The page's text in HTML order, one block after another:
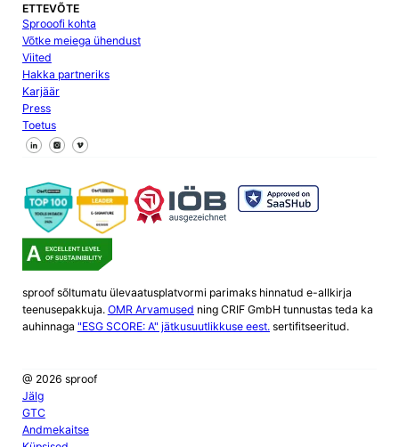
ETTEVÕTE
Sprooofi kohta
Võtke meiega ühendust
Viited
Hakka partneriks
Karjäär
Press
Toetus
Jälgi meid Facebookis
Jälgi meid X
Jälgi meid LinkedInis
sproof sõltumatu ülevaatusplatvormi parimaks hinnatud e-allkirja
teenusepakkuja. OMR Arvamused ning CRIF GmbH tunnustas teda ka
auhinnaga "ESG SCORE: A" jätkusuutlikkuse eest.sertifitseeritud.
@ 2026 sproof
Jälg
GTC
Andmekaitse